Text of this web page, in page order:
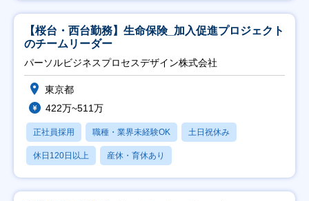
【桜台・西台勤務】生命保険_加入促進プロジェクト
のチームリーダー
パーソルビジネスプロセスデザイン株式会社
東京都
422万~511万
正社員採用 職種・業界未経験OK 土日祝休み
休日120日以上 産休・育休あり